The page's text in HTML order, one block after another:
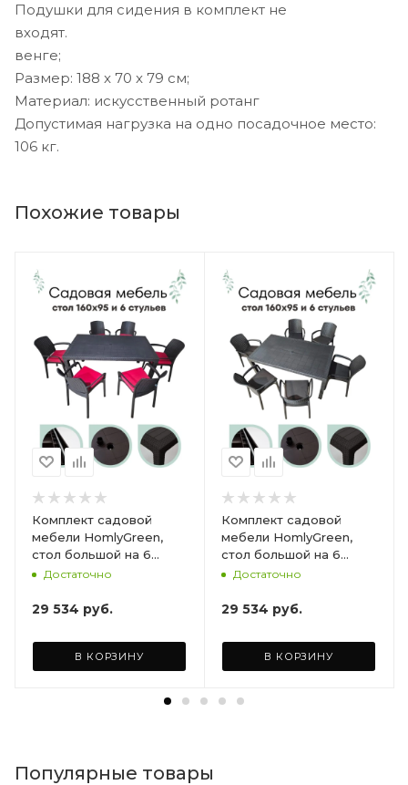
Подушки для сидения в комплект не
входят.
венге;
Размер: 188 x 70 x 79 см;
Материал: искусственный ротанг
Допустимая нагрузка на одно посадочное место:
106 кг.
Похожие товары
Комплект садовой
мебели HomlyGreen,
стол большой на 6
персон 153х79х70, 6
бордовыми подушками
Достаточно
29 534 руб.
В КОРЗИНУ
Комплект садовой
мебели HomlyGreen,
стол большой на 6
персон 153х79х70, 6
коричневыми
Достаточно
29 534 руб.
В КОРЗИНУ
Популярные товары